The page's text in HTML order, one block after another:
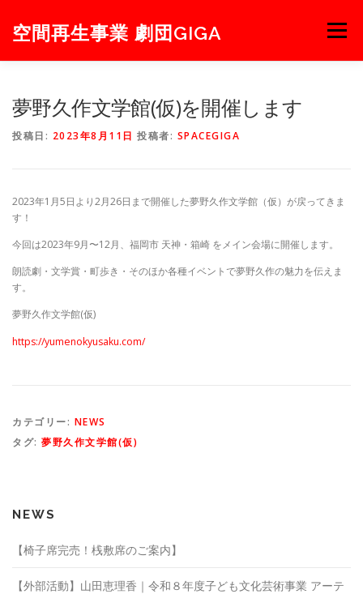
空間再生事業 劇団GIGA メニュー
夢野久作文学館(仮)を開催します
投稿日: 2023年8月11日 投稿者: SPACEGIGA
2023年1月5日より2月26日まで開催した夢野久作文学館（仮）が戻ってきま
す！
今回は2023年9月〜12月、福岡市 天神・箱崎 をメイン会場に開催します。
朗読劇・文学賞・町歩き・そのほか各種イベントで夢野久作の魅力を伝えま
す。
夢野久作文学館(仮)
https://yumenokyusaku.com/
カテゴリー: NEWS
タグ: 夢野久作文学館(仮)
NEWS
【椅子席完売！桟敷席のご案内】
【外部活動】山田恵理香｜令和８年度子ども文化芸術事業 アーテ